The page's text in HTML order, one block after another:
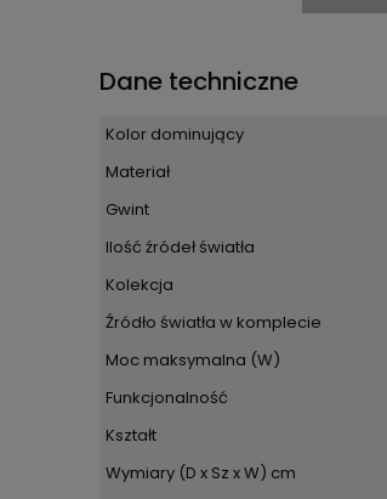
Dane techniczne
Kolor dominujący
Materiał
Gwint
Ilość źródeł światła
Kolekcja
Źródło światła w komplecie
Moc maksymalna (W)
Funkcjonalność
Kształt
Wymiary (D x Sz x W) cm